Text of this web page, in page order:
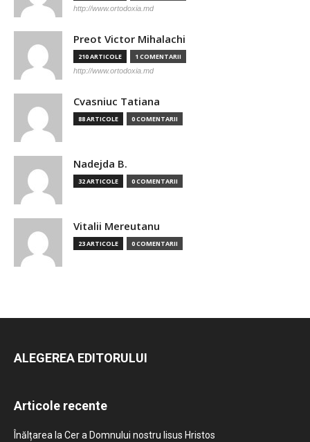
http://www.ortodoxia.md
Preot Victor Mihalachi
210 ARTICOLE 1 COMENTARII
http://www.ortodoxia.md
Cvasniuc Tatiana
88 ARTICOLE 0 COMENTARII
Nadejda B.
32 ARTICOLE 0 COMENTARII
Vitalii Mereutanu
23 ARTICOLE 0 COMENTARII
ALEGEREA EDITORULUI
Articole recente
Înălțarea la Cer a Domnului nostru Iisus Hristos